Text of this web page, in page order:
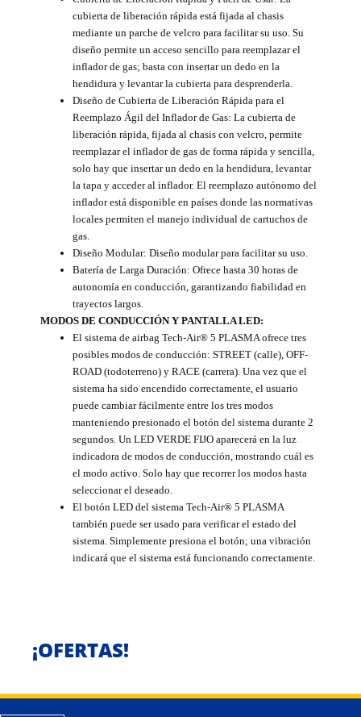
cubierta de liberación rápida está fijada al chasis
mediante un parche de velcro para facilitar su uso. Su
diseño permite un acceso sencillo para reemplazar el
inflador de gas; basta con insertar un dedo en la
hendidura y levantar la cubierta para desprenderla.
Diseño de Cubierta de Liberación Rápida para el
Reemplazo Ágil del Inflador de Gas: La cubierta de
liberación rápida, fijada al chasis con velcro, permite
reemplazar el inflador de gas de forma rápida y sencilla,
solo hay que insertar un dedo en la hendidura, levantar
la tapa y acceder al inflador. El reemplazo autónomo del
inflador está disponible en países donde las normativas
locales permiten el manejo individual de cartuchos de
gas.
Diseño Modular: Diseño modular para facilitar su uso.
Batería de Larga Duración: Ofrece hasta 30 horas de
autonomía en conducción, garantizando fiabilidad en
trayectos largos.
MODOS DE CONDUCCIÓN Y PANTALLA LED:
El sistema de airbag Tech-Air® 5 PLASMA ofrece tres
posibles modos de conducción: STREET (calle), OFF-
ROAD (todoterreno) y RACE (carrera). Una vez que el
sistema ha sido encendido correctamente, el usuario
puede cambiar fácilmente entre los tres modos
manteniendo presionado el botón del sistema durante 2
segundos. Un LED VERDE FIJO aparecerá en la luz
indicadora de modos de conducción, mostrando cuál es
el modo activo. Solo hay que recorrer los modos hasta
seleccionar el deseado.
El botón LED del sistema Tech-Air® 5 PLASMA
también puede ser usado para verificar el estado del
sistema. Simplemente presiona el botón; una vibración
indicará que el sistema está funcionando correctamente.
¡OFERTAS!